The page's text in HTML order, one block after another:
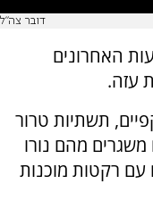
דובר צה"ל
האחרונים
עזה.
תשתיות טרור
מהם נורו
עם רקטות מוכנות